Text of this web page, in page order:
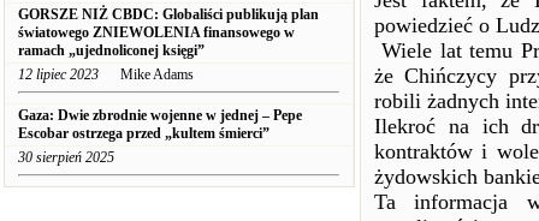
GORSZE NIŻ CBDC: Globaliści publikują plan
światowego ZNIEWOLENIA finansowego w
ramach „ujednoliconej księgi”
12 lipiec 2023 Mike Adams
Gaza: Dwie zbrodnie wojenne w jednej – Pepe
Escobar ostrzega przed „kultem śmierci”
30 sierpień 2025
powiedzieć o
Wiele lat temu
że Chińczycy
robili żadnych
Ilekroć na ich
kontraktów i
żydowskich
Ta informacja